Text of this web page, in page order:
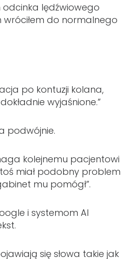
odcinka lędźwiowego
wróciłem do normalnego
po kontuzji kolana,
wyjaśnione.”
podwójnie.
kolejnemu pacjentowi
miał podobny problem
mu pomógł”.
i systemom AI
się słowa takie jak